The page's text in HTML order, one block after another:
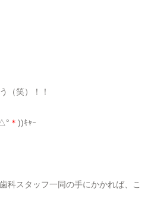
（笑）！！
＊ ))ｷｬｰ
科スタッフ一同の手にかかれば、こ